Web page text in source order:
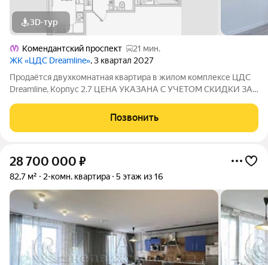
3D-тур
Комендантский проспект
21 мин.
ЖК «ЦДС Dreamline», 3 квартал 2027
Продаётся двухкомнатная квартира в жилом комплексе ЦДС
Dreamline, Корпус 2.7 ЦЕНА УКАЗАНА С УЧЕТОМ СКИДКИ ЗА
сертификат новосела в магазин ХОФФ на сумму 50 000
рублей. Им можно оплатить не
Позвонить
28 700 000 ₽
82,7 м² 2-комн. квартира 5 этаж из 16